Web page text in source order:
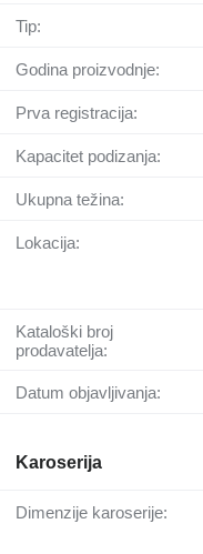
Tip:
Godina proizvodnje:
Prva registracija:
Kapacitet podizanja:
Ukupna težina:
Lokacija:
Kataloški broj
prodavatelja:
Datum objavljivanja:
Karoserija
Dimenzije karoserije: